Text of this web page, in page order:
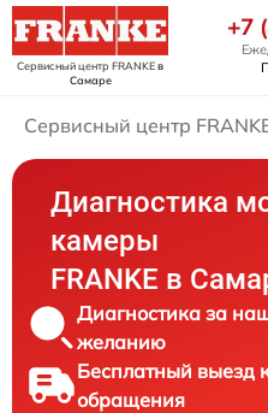
Сервисный центр FRANKEв
Самаре
+7
Сервисный центр
Диагностика
камеры
FRANKE в
Диагностика за
желанию
Бесплатный выезд
обращения